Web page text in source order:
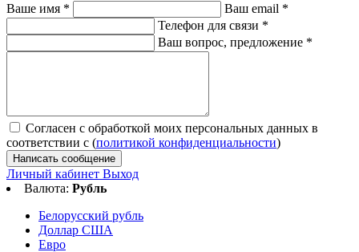
Ваше имя * Ваш email *
Телефон для связи *
Ваш вопрос, предложение *
Согласен с обработкой моих персональных данных в
соответствии с (политикой конфиденциальности)
Написать сообщение
Личный кабинет Выход
Валюта: Рубль
Белорусский рубль
Доллар США
Евро